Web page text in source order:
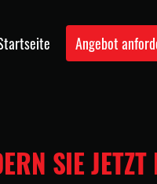
Angebot
SIE